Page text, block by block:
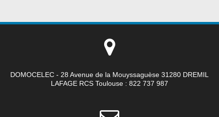
DOMOCELEC - 28 Avenue de la Mouyssaguèse 31280 DREMIL
LAFAGE RCS Toulouse : 822 737 987